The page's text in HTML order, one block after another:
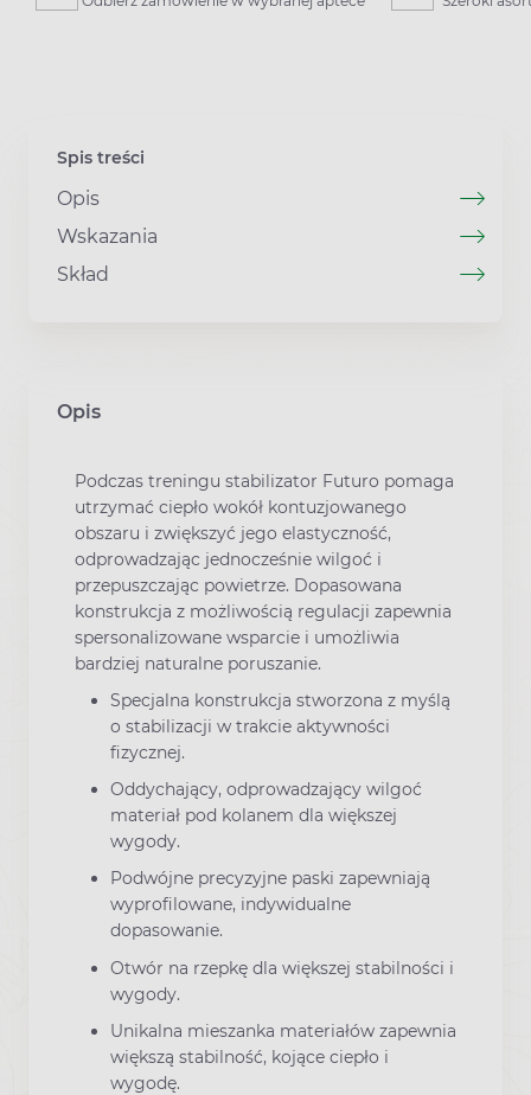
Spis treści
Opis
Wskazania
Skład
Opis
Podczas treningu stabilizator Futuro pomaga
utrzymać ciepło wokół kontuzjowanego
obszaru i zwiększyć jego elastyczność,
odprowadzając jednocześnie wilgoć i
przepuszczając powietrze. Dopasowana
konstrukcja z możliwością regulacji zapewnia
spersonalizowane wsparcie i umożliwia
bardziej naturalne poruszanie.
Specjalna konstrukcja stworzona z myślą
o stabilizacji w trakcie aktywności
fizycznej.
Oddychający, odprowadzający wilgoć
materiał pod kolanem dla większej
wygody.
Podwójne precyzyjne paski zapewniają
wyprofilowane, indywidualne
dopasowanie.
Otwór na rzepkę dla większej stabilności i
wygody.
Unikalna mieszanka materiałów zapewnia
większą stabilność, kojące ciepło i
wygodę.